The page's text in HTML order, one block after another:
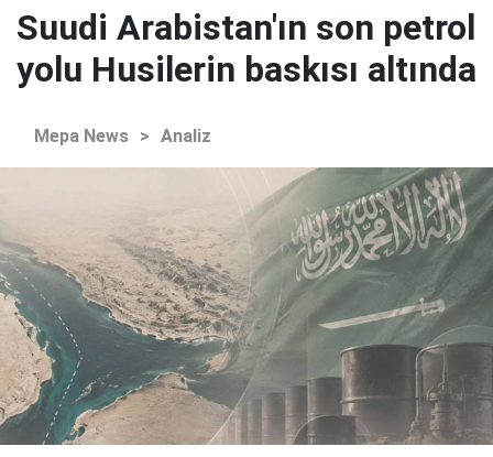
Suudi Arabistan'ın son petrol
yolu Husilerin baskısı altında
Mepa News > Analiz